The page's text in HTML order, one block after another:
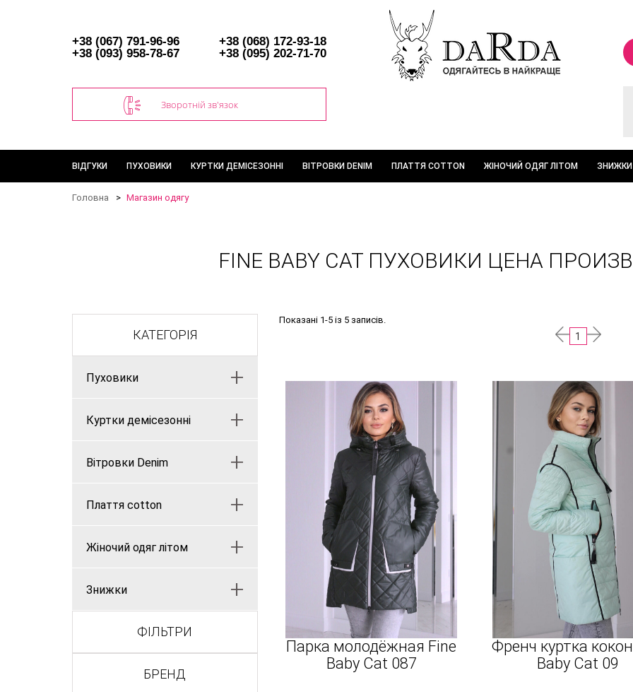
+38 (067) 791-96-96
+38 (068) 172-93-18
+38 (093) 958-78-67
+38 (095) 202-71-70
Зворотній зв'язок
ВІДГУКИ ПУХОВИКИ КУРТКИ ДЕМІСЕЗОННІ ВІТРОВКИ DENIM ПЛАТТЯ COTTON ЖІНОЧИЙ ОДЯГ ЛІТОМ ЗНИЖКИ
Головна Магазин одягу
FINE BABY CAT ПУХОВИКИ ЦЕНА
КАТЕГОРІЯ
Пуховики +
Куртки демісезонні +
Вітровки Denim +
Плаття cotton +
Жіночий одяг літом +
Знижки +
ФІЛЬТРИ
БРЕНД
Показані 1-5 із 5 записів.
1
Парка молодёжная Fine
Baby Cat 087
Френч куртка
Baby Cat 09